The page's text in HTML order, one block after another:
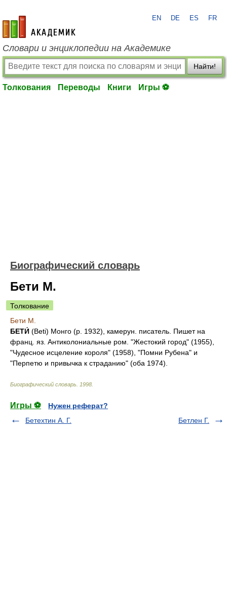
academic.ru
EN DE ES FR
Словари и энциклопедии на Академике
Найти!
Толкования Переводы Книги Игры ⚽
Биографический словарь
Бети М.
Толкование
Бети М.
БЕТИ́ (Beti) Монго (р. 1932), камерун. писатель. Пишет на
франц. яз. Антиколониальные ром. "Жестокий город" (1955),
"Чудесное исцеление короля" (1958), "Помни Рубена" и
"Перпетю и привычка к страданию" (оба 1974).
Биографический словарь 1998
Игры ⚽
Нужен реферат?
Бетехтин А. Г.
Бетлен Г.